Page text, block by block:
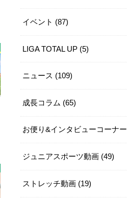
イベント (87)
LIGA TOTAL UP (5)
ニュース (109)
成長コラム (65)
お便り&インタビューコーナー
ジュニアスポーツ動画 (49)
ストレッチ動画 (19)